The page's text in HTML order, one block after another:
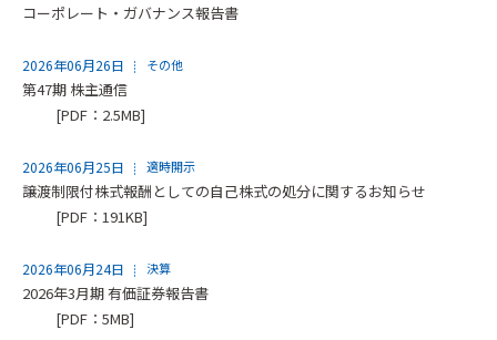
コーポレート・ガバナンス報告書
2026年06月26日 その他
第47期 株主通信
[PDF：2.5MB]
2026年06月25日 適時開示
譲渡制限付株式報酬としての自己株式の処分に関するお知らせ
[PDF：191KB]
2026年06月24日 決算
2026年3月期 有価証券報告書
[PDF：5MB]